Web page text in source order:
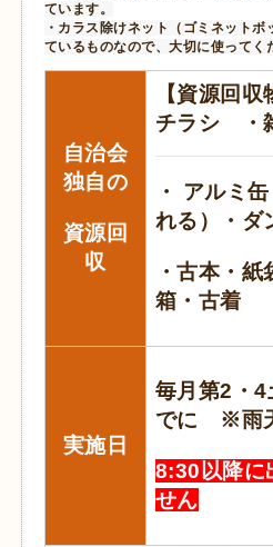
ています。
・カラス除けネット（ゴミネット
ているものなので、大切に使ってく
自治会
独自の
資源回
収
【資源回
チラシ ・
・ アルミ
れる）・ダ
・古本・
箱・古着
実施日
毎月第2・
でに ※雨
8:30以降に
せん